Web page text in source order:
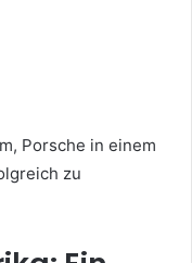
Porsche in einem
zu